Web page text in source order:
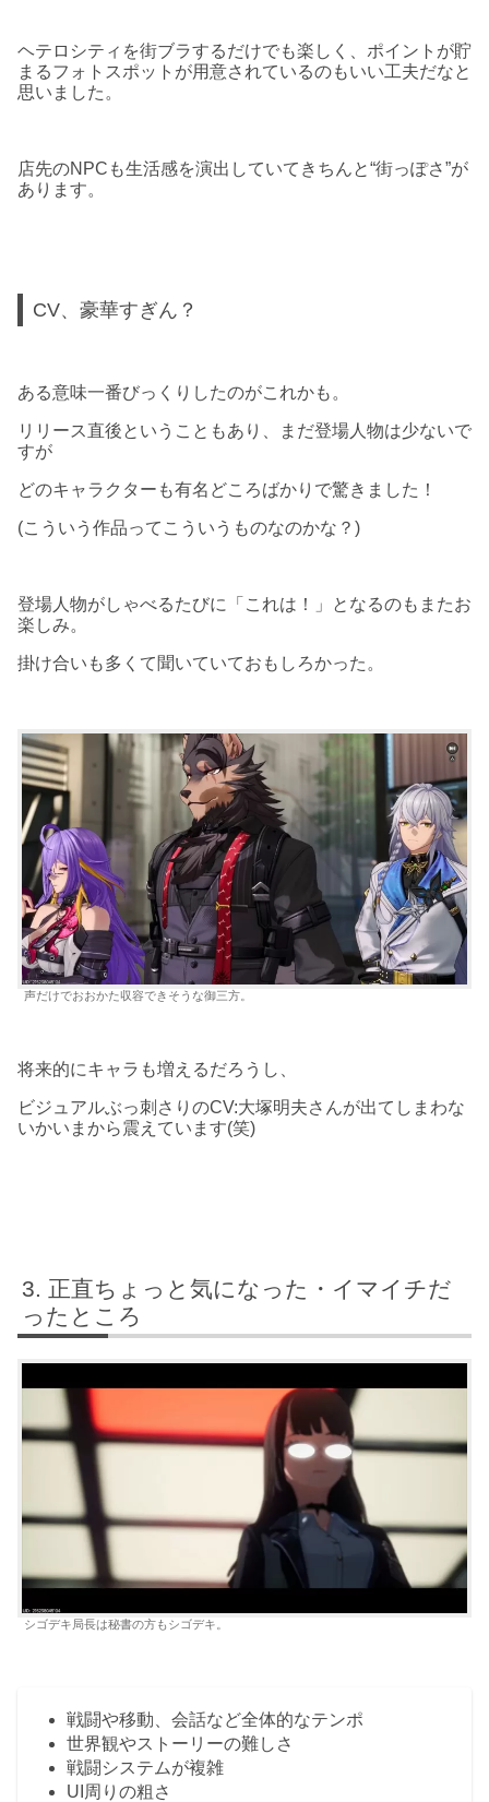
ヘテロシティを街ブラするだけでも楽しく、ポイントが貯
まるフォトスポットが用意されているのもいい工夫だなと
思いました。
店先のNPCも生活感を演出していてきちんと“街っぽさ”が
あります。
CV、豪華すぎん？
ある意味一番びっくりしたのがこれかも。
リリース直後ということもあり、まだ登場人物は少ないで
すが
どのキャラクターも有名どころばかりで驚きました！
(こういう作品ってこういうものなのかな？)
登場人物がしゃべるたびに「これは！」となるのもまたお
楽しみ。
掛け合いも多くて聞いていておもしろかった。
声だけでおおかた収容できそうな御三方。
将来的にキャラも増えるだろうし、
ビジュアルぶっ刺さりのCV:大塚明夫さんが出てしまわな
いかいまから震えています(笑)
正直ちょっと気になった・イマイチだ
ったところ
シゴデキ局長は秘書の方もシゴデキ。
戦闘や移動、会話など全体的なテンポ
世界観やストーリーの難しさ
戦闘システムが複雑
UI周りの粗さ